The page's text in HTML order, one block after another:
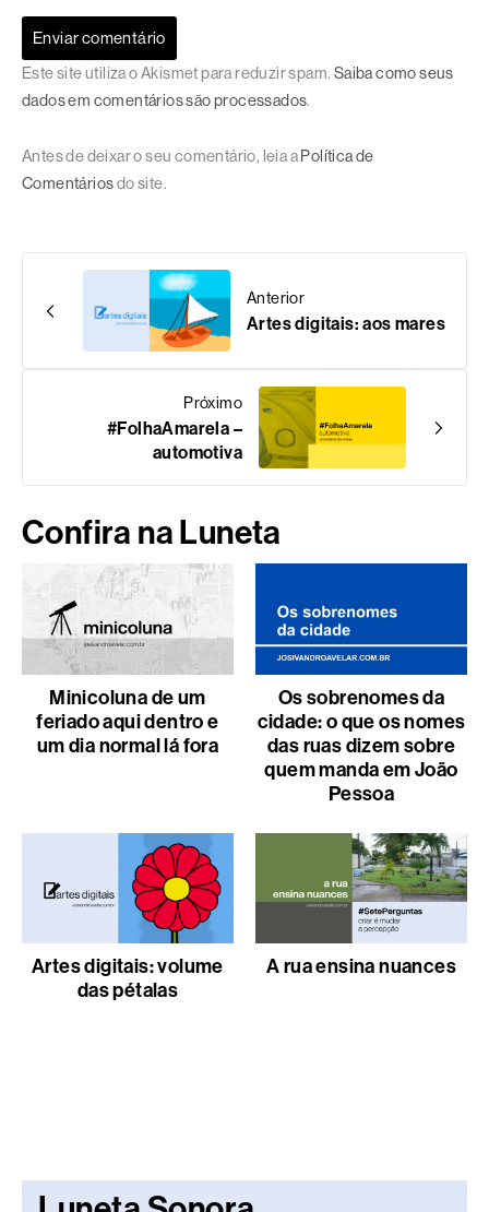
Este site utiliza o Akismet para reduzir spam. Saiba como seus
dados em comentários são processados.
Antes de deixar o seu comentário, leia a Política de
Comentáriosdo site.
Anterior
Artes digitais: aos mares
Próximo
#FolhaAmarela –
automotiva
Confira na Luneta
Minicoluna de um
feriado aqui dentro e
um dia normal lá fora
Os sobrenomes da
cidade: o que os nomes
das ruas dizem sobre
quem manda em João
Pessoa
Artes digitais: volume
das pétalas
A rua ensina nuances